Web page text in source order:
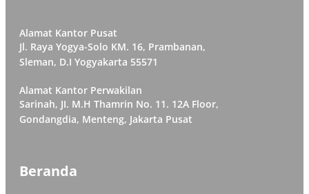
Alamat Kantor Pusat
Jl. Raya Yogya-Solo KM. 16, Prambanan,
Sleman, D.I Yogyakarta 55571
Alamat Kantor Perwakilan
Sarinah, JI. M.H Thamrin No. 11. 12A Floor,
Gondangdia, Menteng, Jakarta Pusat
Beranda